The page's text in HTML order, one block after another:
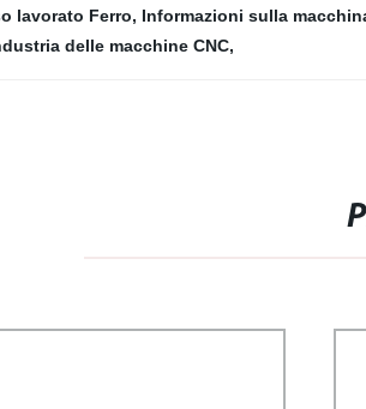
lavorato Ferro, Informazioni sulla
delle macchine CNC,